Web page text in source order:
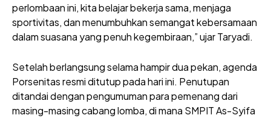
perlombaan ini, kita belajar bekerja sama, menjaga
sportivitas, dan menumbuhkan semangat kebersamaan
dalam suasana yang penuh kegembiraan,” ujar Taryadi.
Setelah berlangsung selama hampir dua pekan, agenda
Porsenitas resmi ditutup pada hari ini. Penutupan
ditandai dengan pengumuman para pemenang dari
masing-masing cabang lomba, di mana SMPIT As-Syifa